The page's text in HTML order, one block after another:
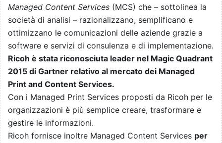
Managed Content Services (MCS) che – sottolinea la
società di analisi – razionalizzano, semplificano e
ottimizzano le comunicazioni delle aziende grazie a
software e servizi di consulenza e di implementazione.
Ricoh è stata riconosciuta leader nel Magic Quadrant
2015 di Gartner relativo al mercato dei Managed
Print and Content Services.
Con i Managed Print Services proposti da Ricoh per le
organizzazioni è più semplice creare, trasformare e
gestire le informazioni.
Ricoh fornisce inoltre Managed Content Services per